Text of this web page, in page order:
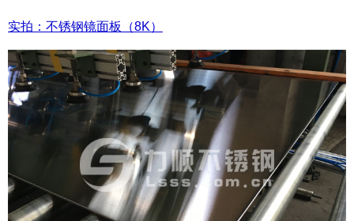
实拍：不锈钢镜面板（8K）